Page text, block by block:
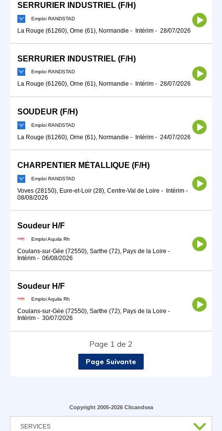
SERRURIER INDUSTRIEL (F/H)
Emploi RANDSTAD
La Rouge (61260), Orne (61), Normandie - Intérim - 28/07/2026
SERRURIER INDUSTRIEL (F/H)
Emploi RANDSTAD
La Rouge (61260), Orne (61), Normandie - Intérim - 28/07/2026
SOUDEUR (F/H)
Emploi RANDSTAD
La Rouge (61260), Orne (61), Normandie - Intérim - 24/07/2026
CHARPENTIER MÉTALLIQUE (F/H)
Emploi RANDSTAD
Voves (28150), Eure-et-Loir (28), Centre-Val de Loire - Intérim -
08/08/2026
Soudeur H/F
Emploi Aquila Rh
Coulans-sur-Gée (72550), Sarthe (72), Pays de la Loire -
Intérim - 06/08/2026
Soudeur H/F
Emploi Aquila Rh
Coulans-sur-Gée (72550), Sarthe (72), Pays de la Loire -
Intérim - 30/07/2026
Page 1 de 2
Page Suivante
Copyright 2005-2026 Clicandsea
SERVICES